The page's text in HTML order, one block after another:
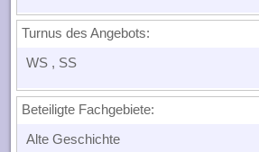
Turnus des Angebots:
WS , SS
Beteiligte Fachgebiete:
Alte Geschichte